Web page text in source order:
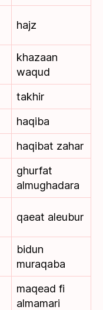
hajz
khazaan
waqud
takhir
haqiba
haqibat zahar
ghurfat
almughadara
qaeat aleubur
bidun
muraqaba
maqead fi
almamari